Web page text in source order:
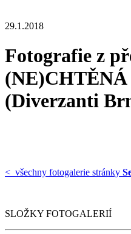
29.1.2018
Fotografie z
(Diverzanti
< všechny fotogalerie stránky
SLOŽKY FOTOGALERIÍ